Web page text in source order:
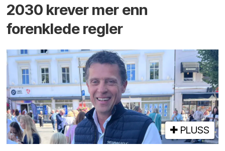
2030 krever mer enn
forenklede regler
PLUSS